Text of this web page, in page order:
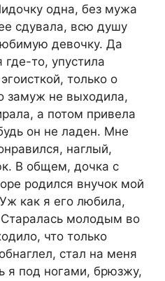
одна, без мужа
сдувала, всю душу
девочку. Да
где-то, упустила
только о
замуж не выходила,
а потом привела
он не ладен. Мне
наглый,
В общем, дочка с
родился внучок мой
как я его любила,
молодым во
что только
стал на меня
я под ногами, брюзжу,